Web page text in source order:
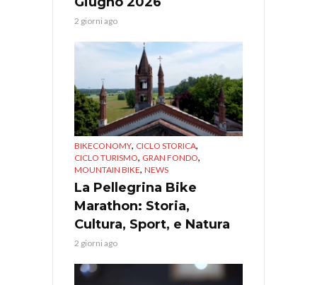
2 giorni ago
BIKECONOMY, CICLO STORICA,
CICLO TURISMO, GRAN FONDO,
MOUNTAIN BIKE, NEWS
La Pellegrina Bike
Marathon: Storia,
Cultura, Sport, e Natura
2 giorni ago